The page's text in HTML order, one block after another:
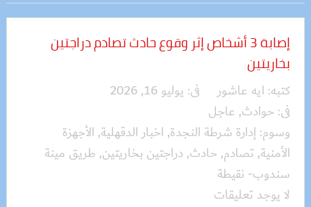
إصابة 3 أشخاص إثر وقوع حادث تصادم دراجتين
بخاريتين
كتبه: ايه عاشور فى: يوليو 16, 2026
فى: حوادث, عاجل
وسوم: إدارة شرطة النجدة, اخبار الدقهلية, الأجهزة
الأمنية, تصادم, حادث, دراجتين بخاريتين, طريق مينة
سندوب- نقيطة
لا يوجد تعليقات